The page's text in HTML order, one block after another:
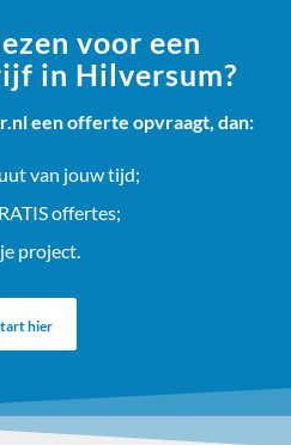
voor een
in Hilversum?
een offerte opvraagt, dan:
van jouw tijd;
offertes;
project.
hier